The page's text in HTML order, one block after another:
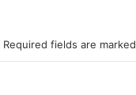
Required fields are marked